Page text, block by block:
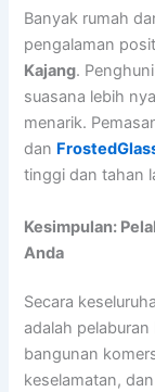
Banyak rumah
pengalaman
Kajang.
suasana lebih
menarik.
dan
tinggi dan tahan
Kesimpulan:
Anda
Secara
adalah
bangunan
keselamatan,